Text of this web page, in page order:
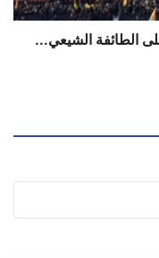
الطائفة الشيعي...